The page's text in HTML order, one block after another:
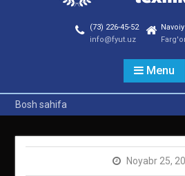
(73) 226-45-52
info@fyut.uz
Menu
Bosh sahifa
Noyabr 25,